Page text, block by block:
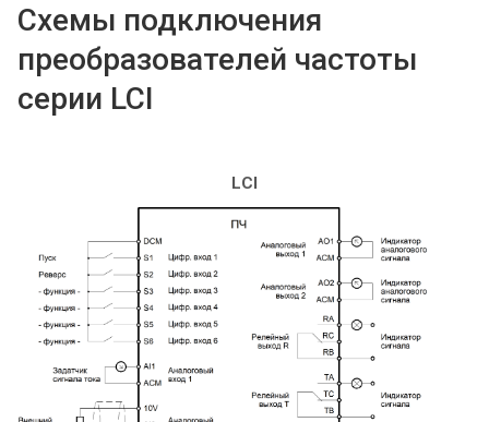
Схемы подключения
преобразователей частоты
серии LCI
LCI